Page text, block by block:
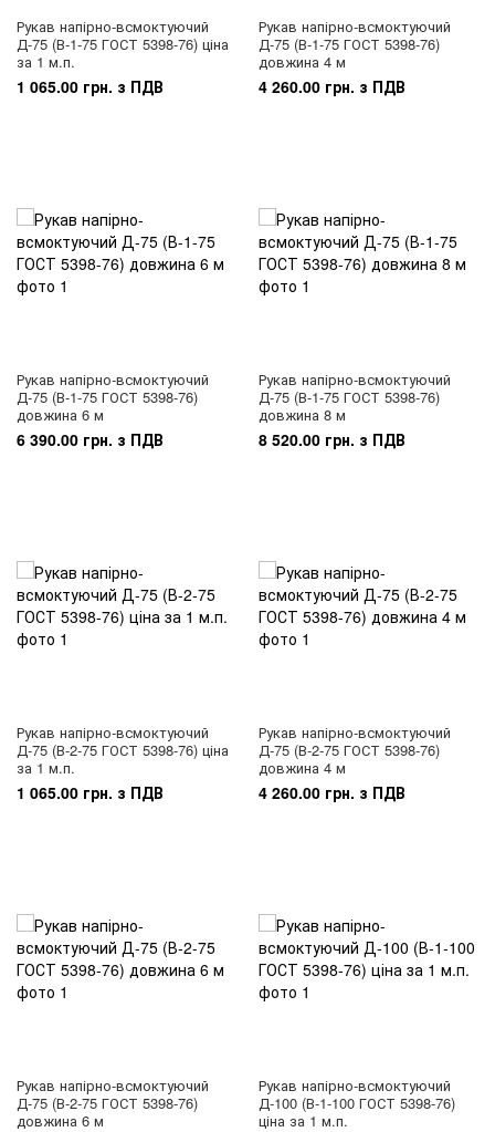
Рукав напірно-всмоктуючий
Д-75 (В-1-75 ГОСТ 5398-76) ціна
за 1 м.п.
1 065.00 грн. з ПДВ
Рукав напірно-всмоктуючий
Д-75 (В-1-75 ГОСТ 5398-76)
довжина 4 м
4 260.00 грн. з ПДВ
Рукав напірно-всмоктуючий
Д-75 (В-1-75 ГОСТ 5398-76)
довжина 6 м
6 390.00 грн. з ПДВ
Рукав напірно-всмоктуючий
Д-75 (В-1-75 ГОСТ 5398-76)
довжина 8 м
8 520.00 грн. з ПДВ
Рукав напірно-всмоктуючий
Д-75 (В-2-75 ГОСТ 5398-76) ціна
за 1 м.п.
1 065.00 грн. з ПДВ
Рукав напірно-всмоктуючий
Д-75 (В-2-75 ГОСТ 5398-76)
довжина 4 м
4 260.00 грн. з ПДВ
Рукав напірно-всмоктуючий
Д-75 (В-2-75 ГОСТ 5398-76)
довжина 6 м
Рукав напірно-всмоктуючий
Д-100 (В-1-100 ГОСТ 5398-76)
ціна за 1 м.п.